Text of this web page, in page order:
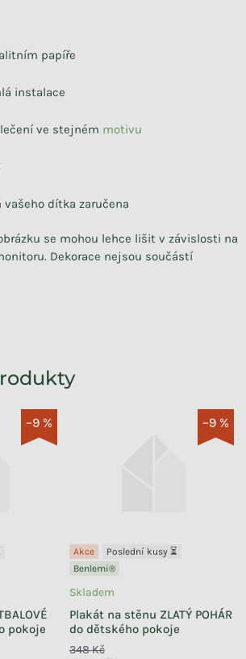
papíře
instalace
ve stejném motivu
vašeho dítka zaručena
se mohou lehce lišit v závislosti na
Dekorace nejsou součástí
–9 %
pokoje
–9 %
Akce
Poslední kusy ⏳
Benlemi®
Plakát na stěnu ZLATÝ POHÁR
do dětského pokoje
Skladem
348 Kč